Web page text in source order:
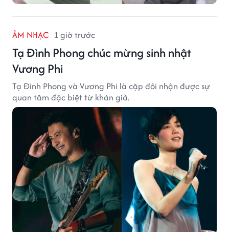
ÂM NHẠC 1 giờ trước
Tạ Đình Phong chúc mừng sinh nhật
Vương Phi
Tạ Đình Phong và Vương Phi là cặp đôi nhận được sự
quan tâm đặc biệt từ khán giả.